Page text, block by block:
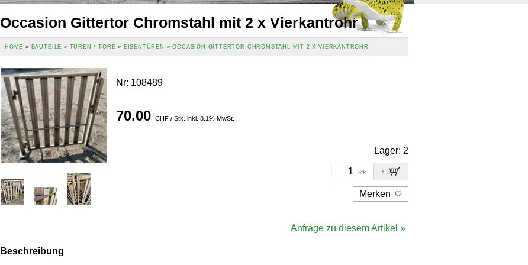
Occasion Gittertor Chromstahl mit 2 x Vierkantrohr
HOME » BAUTEILE » TÜREN / TORE » EISENTÜREN »OCCASION GITTERTOR CHROMSTAHL MIT 2 X VIERKANTROHR
Nr: 108489
70.00 CHF / Stk. inkl. 8.1% MwSt.
Lager: 2
Stk.
Merken
Anfrage zu diesem Artikel »
Beschreibung